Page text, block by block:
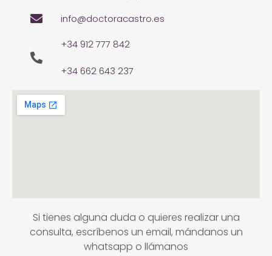
Si tienes alguna duda o quieres realizar una
consulta, escríbenos un email, mándanos un
whatsapp o llámanos
info@doctoracastro.es
+34 912 777 842
+34 662 643 237